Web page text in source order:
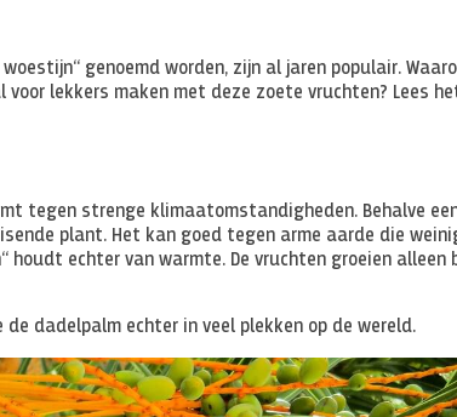
genoemd worden, zijn al jaren populair.
lekkers maken met deze zoete vruchten? Lees
tegen strenge klimaatomstandigheden. Behalve
plant. Het kan goed tegen arme aarde die
echter van warmte. De vruchten groeien alleen
dadelpalm echter in veel plekken op de wereld.